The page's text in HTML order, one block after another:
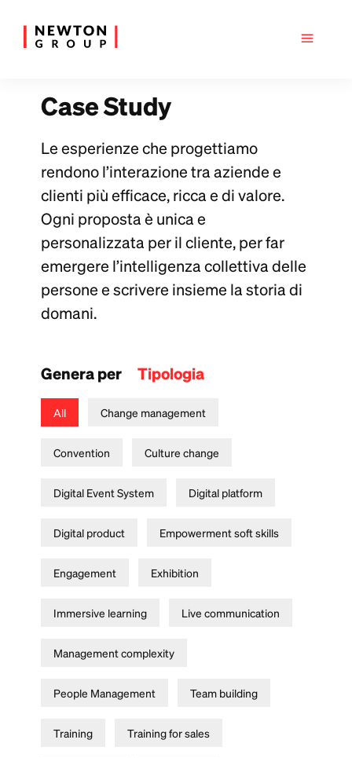
Case Study
Le esperienze che progettiamo
rendono l’interazione tra aziende e
clienti più efficace, ricca e di valore.
Ogni proposta è unica e
personalizzata per il cliente, per far
emergere l’intelligenza collettiva delle
persone e scrivere insieme la storia di
domani.
Genera per Tipologia
All Change management
Convention Culture change
Digital Event System Digital platform
Digital product Empowerment soft skills
Engagement Exhibition
Immersive learning Live communication
Management complexity
People Management Team building
Training Training for sales